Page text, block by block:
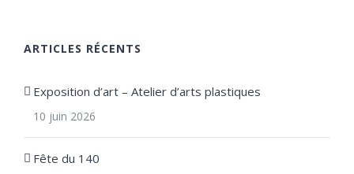
ARTICLES RÉCENTS
Exposition d’art – Atelier d’arts plastiques
10 juin 2026
Fête du 140